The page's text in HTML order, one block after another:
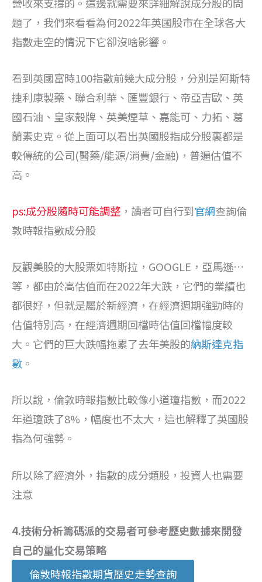
題了，我們來看看為何2022年英國股市在全球各大
指數走空的情況下它卻沒啥影響。
看到英國富時100指數前幾大成分股，分別是阿斯特
捷利康製藥、聯合利華、匯豐銀行、帝亞吉歐、英
國石油、皇家殼牌、英美煙草、嘉能可、力拓、葛
蘭素史克。從上面可以看出英國股指成分股裏都是
較傳統的公司(醫藥/能源/消費/金融)，普遍估值不
高。
ps:成分股隨時可能調整 ，讀者可自行到官網查詢倫
敦時報指數成分股
反觀美股的大股票如特斯拉，GOOGLE，亞馬遜…
等，都由於高估值而在2022年大跌，它們的業績也
都很好，但就是屬於新經濟，在經濟週期強勁時的
估值特別高，在經濟週期回檔時估值回檔幅度較
大。它們的巨大跌幅拖累了去年美股的納斯達克指
數 。
所以說，倫敦時報指數比較像小道瓊指數，而2022
年道瓊跌了8%，幅度也不太大，這也解釋了英國股
指為何強勢。
所以除了經濟外，指數的成分類股，投資人也需要
注意
4.技術分析籌碼派的交易者可參考歷史數據來開發
自己的量化交易策略
倫敦時報指數期貨歷史走勢查詢